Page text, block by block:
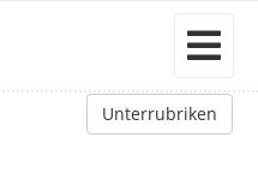
Unterrubriken